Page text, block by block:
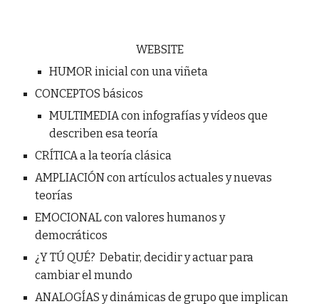
WEBSITE
HUMOR inicial con una viñeta
CONCEPTOS básicos
MULTIMEDIA con infografías y vídeos que
describen esa teoría
CRÍTICA a la teoría clásica
AMPLIACIÓN con artículos actuales y nuevas
teorías
EMOCIONAL con valores humanos y
democráticos
¿Y TÚ QUÉ? Debatir, decidir y actuar para
cambiar el mundo
ANALOGÍAS y dinámicas de grupo que implican